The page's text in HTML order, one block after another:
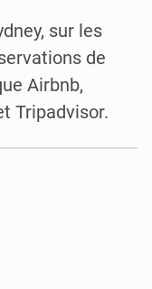
sur les
de
Airbnb,
Tripadvisor.